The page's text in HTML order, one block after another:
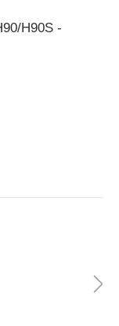
H90S -